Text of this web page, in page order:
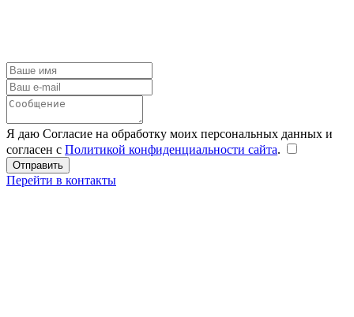
Я даю Согласие на обработку моих персональных данных и
согласен с Политикой конфиденциальности сайта.
Перейти в контакты